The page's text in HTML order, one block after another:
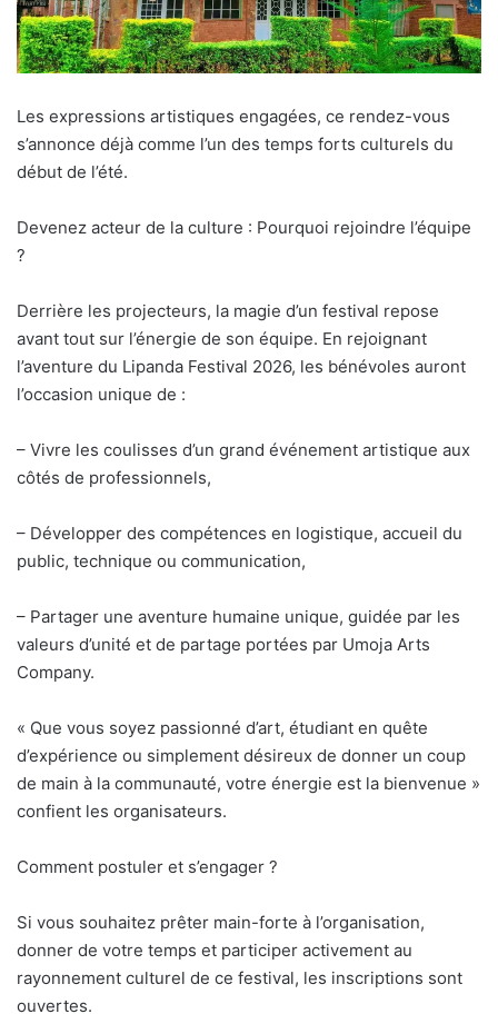
Les expressions artistiques engagées, ce rendez-vous
s’annonce déjà comme l’un des temps forts culturels du
début de l’été.
Devenez acteur de la culture : Pourquoi rejoindre l’équipe
?
Derrière les projecteurs, la magie d’un festival repose
avant tout sur l’énergie de son équipe. En rejoignant
l’aventure du Lipanda Festival 2026, les bénévoles auront
l’occasion unique de :
– Vivre les coulisses d’un grand événement artistique aux
côtés de professionnels,
– Développer des compétences en logistique, accueil du
public, technique ou communication,
– Partager une aventure humaine unique, guidée par les
valeurs d’unité et de partage portées par Umoja Arts
Company.
« Que vous soyez passionné d’art, étudiant en quête
d’expérience ou simplement désireux de donner un coup
de main à la communauté, votre énergie est la bienvenue »
confient les organisateurs.
Comment postuler et s’engager ?
Si vous souhaitez prêter main-forte à l’organisation,
donner de votre temps et participer activement au
rayonnement culturel de ce festival, les inscriptions sont
ouvertes.